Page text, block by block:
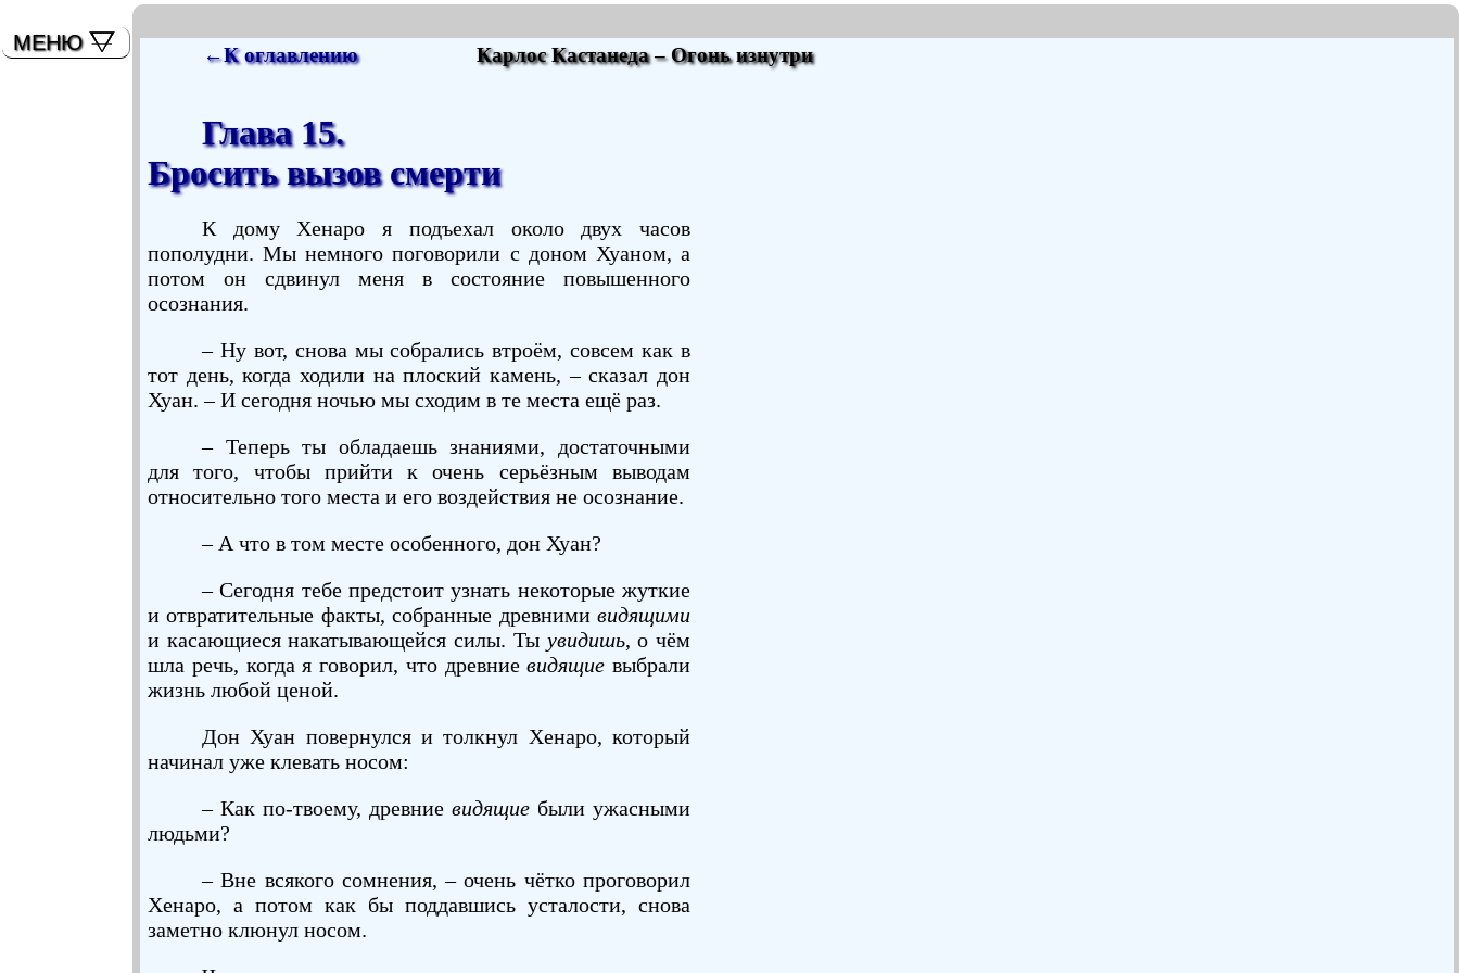
←К оглавлению Карлос Кастанеда – Огонь изнутри
Глава 15.
Бросить вызов смерти
К дому Хенаро я подъехал около двух часов
пополудни. Мы немного поговорили с доном Хуаном, а
потом он сдвинул меня в состояние повышенного
осознания.
– Ну вот, снова мы собрались втроём, совсем как в
тот день, когда ходили на плоский камень, – сказал дон
Хуан. – И сегодня ночью мы сходим в те места ещё раз.
– Теперь ты обладаешь знаниями, достаточными
для того, чтобы прийти к очень серьёзным выводам
относительно того места и его воздействия не осознание.
– А что в том месте особенного, дон Хуан?
– Сегодня тебе предстоит узнать некоторые жуткие
и отвратительные факты, собранные древними видящими
и касающиеся накатывающейся силы. Ты увидишь, о чём
шла речь, когда я говорил, что древниевидящие выбрали
жизнь любой ценой.
Дон Хуан повернулся и толкнул Хенаро, который
начинал уже клевать носом:
– Как по-твоему, древние видящие были ужасными
людьми?
– Вне всякого сомнения, – очень чётко проговорил
Хенаро, а потом как бы поддавшись усталости, снова
заметно клюнул носом.
МЕНЮ